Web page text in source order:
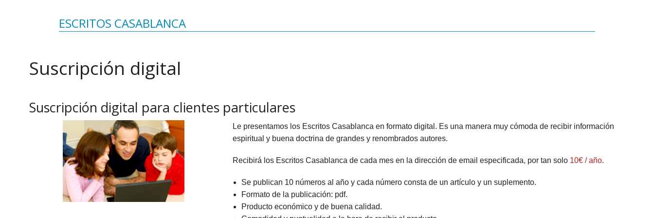
EDUCACIÓN Y FAMILIA
CATEQUESIS
PAPA FRANCISCO
ÁLVARO DEL PORTILLO
VARIOS
EDUCACIÓN Y FAMILIA
INFANTIL
JUVENIL
HAGIOGRAFÍA Y BIOGRAFIAS
SAN JOSEMARÍA
MISALES
ESCRITOS CASABLANCA
Suscripción digital
Suscripción digital para clientes particulares
Le presentamos los Escritos Casablanca en formato digital. Es una manera muy cómoda de recibir información
espiritual y buena doctrina de grandes y renombrados autores.
Recibirá los Escritos Casablanca de cada mes en la dirección de email especificada, por tan solo 10€ / año.
Se publican 10 números al año y cada número consta de un artículo y un suplemento.
Formato de la publicación: pdf.
Producto económico y de buena calidad.